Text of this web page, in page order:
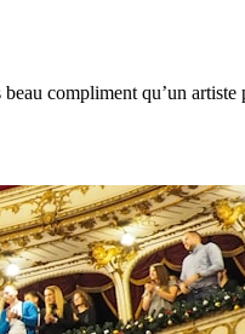
compliment qu’un artiste